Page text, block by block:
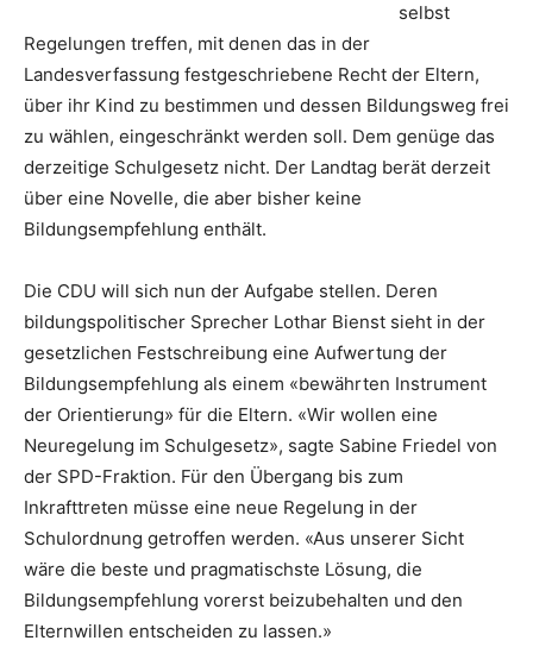
selbst
Regelungen treffen, mit denen das in der
Landesverfassung festgeschriebene Recht der Eltern,
über ihr Kind zu bestimmen und dessen Bildungsweg frei
zu wählen, eingeschränkt werden soll. Dem genüge das
derzeitige Schulgesetz nicht. Der Landtag berät derzeit
über eine Novelle, die aber bisher keine
Bildungsempfehlung enthält.
Die CDU will sich nun der Aufgabe stellen. Deren
bildungspolitischer Sprecher Lothar Bienst sieht in der
gesetzlichen Festschreibung eine Aufwertung der
Bildungsempfehlung als einem «bewährten Instrument
der Orientierung» für die Eltern. «Wir wollen eine
Neuregelung im Schulgesetz», sagte Sabine Friedel von
der SPD-Fraktion. Für den Übergang bis zum
Inkrafttreten müsse eine neue Regelung in der
Schulordnung getroffen werden. «Aus unserer Sicht
wäre die beste und pragmatischste Lösung, die
Bildungsempfehlung vorerst beizubehalten und den
Elternwillen entscheiden zu lassen.»